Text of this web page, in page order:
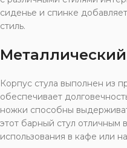
сиденье и спинке
стиль.
Корпус стула выполнен из
обеспечивает
ножки способны
этот барный стул отличным
использования в кафе или